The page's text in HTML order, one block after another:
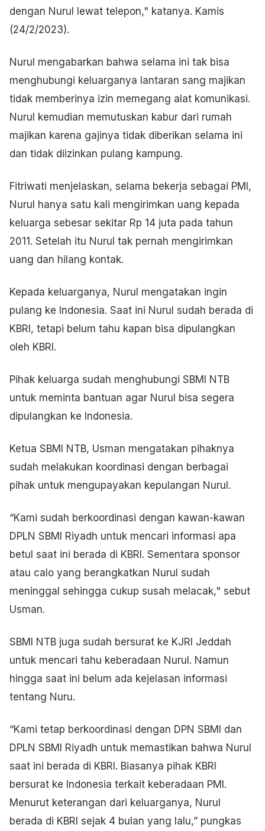
dengan Nurul lewat telepon," katanya. Kamis
(24/2/2023).
Nurul mengabarkan bahwa selama ini tak bisa
menghubungi keluarganya lantaran sang majikan
tidak memberinya izin memegang alat komunikasi.
Nurul kemudian memutuskan kabur dari rumah
majikan karena gajinya tidak diberikan selama ini
dan tidak diizinkan pulang kampung.
Fitriwati menjelaskan, selama bekerja sebagai PMI,
Nurul hanya satu kali mengirimkan uang kepada
keluarga sebesar sekitar Rp 14 juta pada tahun
2011. Setelah itu Nurul tak pernah mengirimkan
uang dan hilang kontak.
Kepada keluarganya, Nurul mengatakan ingin
pulang ke Indonesia. Saat ini Nurul sudah berada di
KBRI, tetapi belum tahu kapan bisa dipulangkan
oleh KBRI.
Pihak keluarga sudah menghubungi SBMI NTB
untuk meminta bantuan agar Nurul bisa segera
dipulangkan ke Indonesia.
Ketua SBMI NTB, Usman mengatakan pihaknya
sudah melakukan koordinasi dengan berbagai
pihak untuk mengupayakan kepulangan Nurul.
“Kami sudah berkoordinasi dengan kawan-kawan
DPLN SBMI Riyadh untuk mencari informasi apa
betul saat ini berada di KBRI. Sementara sponsor
atau calo yang berangkatkan Nurul sudah
meninggal sehingga cukup susah melacak," sebut
Usman.
SBMI NTB juga sudah bersurat ke KJRI Jeddah
untuk mencari tahu keberadaan Nurul. Namun
hingga saat ini belum ada kejelasan informasi
tentang Nuru.
“Kami tetap berkoordinasi dengan DPN SBMI dan
DPLN SBMI Riyadh untuk memastikan bahwa Nurul
saat ini berada di KBRI. Biasanya pihak KBRI
bersurat ke Indonesia terkait keberadaan PMI.
Menurut keterangan dari keluarganya, Nurul
berada di KBRI sejak 4 bulan yang lalu,” pungkas